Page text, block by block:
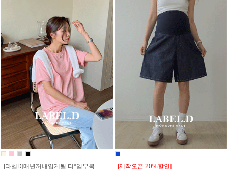
[라벨D]매년꺼내입게될 티*임부복
[제작오픈 20%할인]